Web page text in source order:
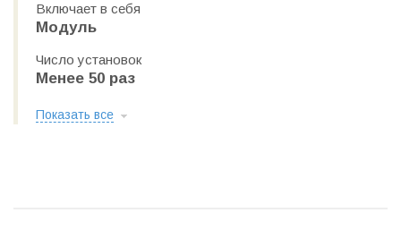
Включает в себя
Модуль
Число установок
Менее 50 раз
Показать все